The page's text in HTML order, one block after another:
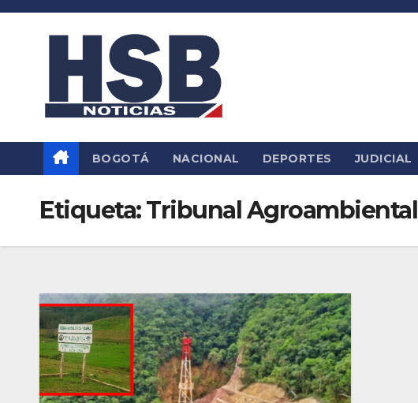
Saltar
BOGOTÁ NACIONAL DEPORTES JUDICIAL
Etiqueta:Tribunal Agroambiental